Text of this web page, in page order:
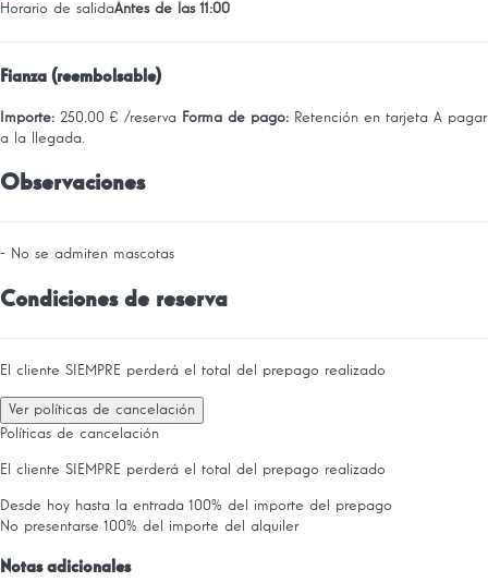
Horario de salidaAntes de las 11:00
Fianza (reembolsable)
Importe: 250,00 € /reserva Forma de pago: Retención en tarjeta A pagar
a la llegada.
Observaciones
- No se admiten mascotas
Condiciones de reserva
El cliente SIEMPRE perderá el total del prepago realizado
Ver políticas de cancelación
Políticas de cancelación
El cliente SIEMPRE perderá el total del prepago realizado
Desde hoy hasta la entrada 100% del importe del prepago
No presentarse 100% del importe del alquiler
Notas adicionales